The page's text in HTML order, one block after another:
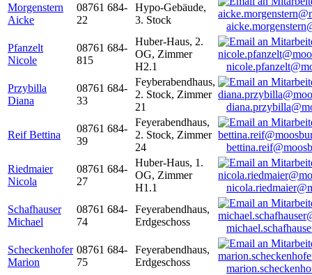
Morgenstern
Aicke
08761 684-
22
Hypo-Gebäude,
3. Stock
Pfanzelt
Nicole
08761 684-
815
Huber-Haus, 2.
OG, Zimmer
H2.1
Przybilla
Diana
08761 684-
33
Feyberabendhaus,
2. Stock, Zimmer
21
Reif Bettina
08761 684-
39
Feyerabendhaus,
2. Stock, Zimmer
24
Riedmaier
Nicola
08761 684-
27
Huber-Haus, 1.
OG, Zimmer
H1.1
Schafhauser
Michael
08761 684-
74
Feyerabendhaus,
Erdgeschoss
Scheckenhofer
Marion
08761 684-
75
Feyerabendhaus,
Erdgeschoss